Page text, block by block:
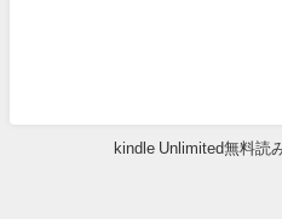
kindle Unlimited無料読